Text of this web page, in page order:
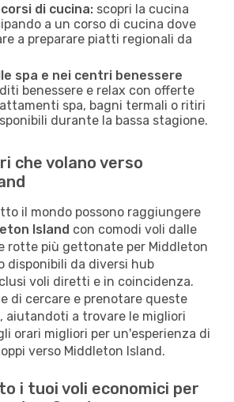
di cucina: scopri la cucina
a un corso di cucina dove
a preparare piatti regionali da
spa e nei centri benessere
benessere e relax con offerte
spa, bagni termali o ritiri
durante la bassa stagione.
che volano verso
il mondo possono raggiungere
Island con comodi voli dalle
rotte più gettonate per Middleton
disponibili da diversi hub
voli diretti e in coincidenza.
di cercare e prenotare queste
a trovare le migliori
orari migliori per un'esperienza di
verso Middleton Island.
i tuoi voli economici per